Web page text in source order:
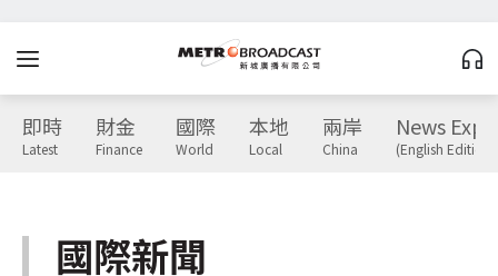
即時
Latest
財金
Finance
國際
World
本地
Local
兩岸
China
News
(English Edition)
國際新聞